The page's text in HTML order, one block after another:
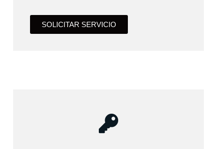
SOLICITAR SERVICIO